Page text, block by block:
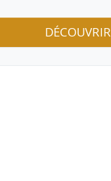
DÉCOUVRIR